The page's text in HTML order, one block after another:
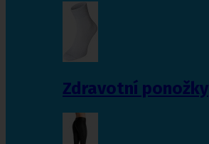
Zdravotní ponožky